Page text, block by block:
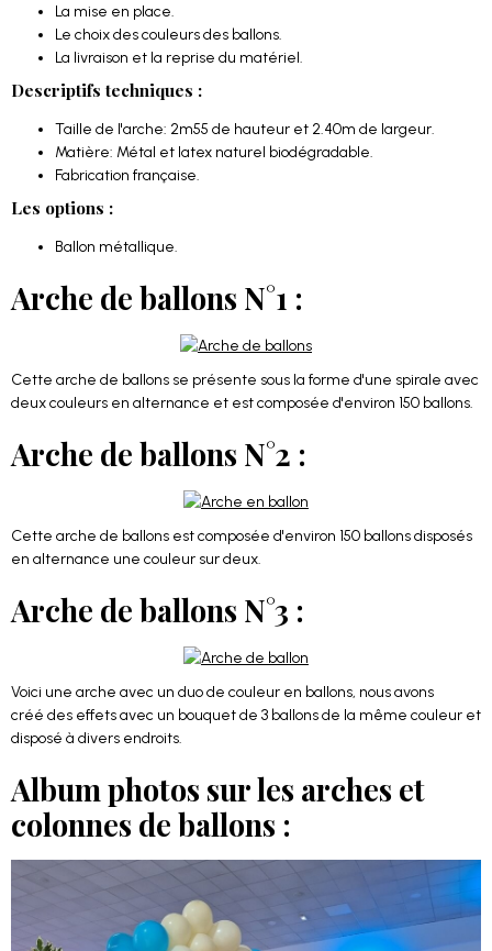
La mise en place.
Le choix des couleurs des ballons.
La livraison et la reprise du matériel.
Descriptifs techniques :
Taille de l'arche: 2m55 de hauteur et 2.40m de largeur.
Matière: Métal et latex naturel biodégradable.
Fabrication française.
Les options :
Ballon métallique.
Arche de ballons N°1 :
Cette arche de ballons se présente sous la forme d'une spirale avec
deux couleurs en alternance et est composée d'environ 150 ballons.
Arche de ballons N°2 :
Cette arche de ballons est composée d'environ 150 ballons disposés
en alternance une couleur sur deux.
Arche de ballons N°3 :
Voici une arche avec un duo de couleur en ballons, nous avons
créé des effets avec un bouquet de 3 ballons de la même couleur et
disposé à divers endroits.
Album photos sur les arches et
colonnes de ballons :